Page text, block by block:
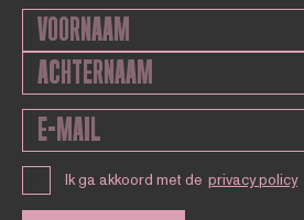
Ik ga akkoord met de privacy policy